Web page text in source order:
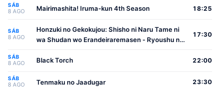
SÁB
8 AGO Mairimashita! Iruma-kun 4th Season 18:25
SÁB
8 AGO
Honzuki no Gekokujou: Shisho ni Naru Tame ni
wa Shudan wo Erandeiraremasen - Ryoushu no
17:30
SÁB
8 AGO Black Torch 22:00
SÁB
8 AGO Tenmaku no Jaadugar 23:30